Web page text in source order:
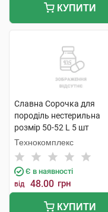
КУПИТИ
Славна Сорочка для
породіль нестерильна
розмір 50-52 L 5 шт
Технокомплекс
Є в наявності
від 48.00 грн
КУПИТИ